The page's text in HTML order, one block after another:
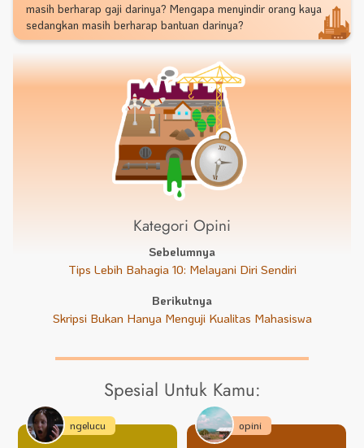
masih berharap gaji darinya? Mengapa menyindir orang kaya
sedangkan masih berharap bantuan darinya?
Kategori Opini
Sebelumnya
Tips Lebih Bahagia 10: Melayani Diri Sendiri
Berikutnya
Skripsi Bukan Hanya Menguji Kualitas Mahasiswa
Spesial Untuk Kamu:
ngelucu opini